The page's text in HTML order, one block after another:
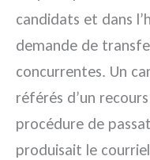
candidats et dans
demande de
concurrentes. Un
référés d’un
procédure de
produisait le